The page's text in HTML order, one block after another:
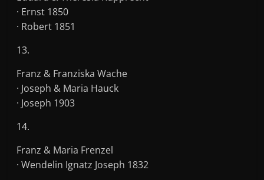
· Ernst 1850
· Robert 1851
13.
Franz & Franziska Wache
· Joseph & Maria Hauck
· Joseph 1903
14.
Franz & Maria Frenzel
· Wendelin Ignatz Joseph 1832